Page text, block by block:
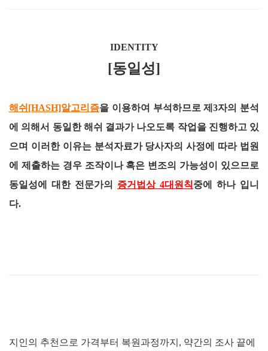
IDENTITY
[동일성]
해쉬[HASH]알고리즘을 이용하여 부석하므로 제3자의 분석
에 의해서 동일한 해쉬 결과가 나오도록 작업을 진행하고 있
으며 이러한 이유는 분석자료가 당사자의 사정에 따라 법원
에 제출하는 경우 조작이나 혹은 변조의 가능성이 있으므로
동일성에 대한 전문가의 증거법상 4대원칙중에 하나 입니
다.
지인의 추천으로 가격부터 복원과정까지 , 약간의 조사 끝에